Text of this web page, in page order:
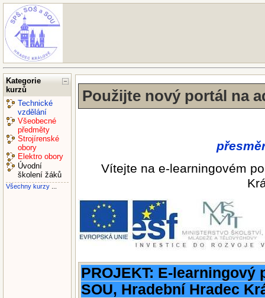
Kategorie
kurzů
Technické
vzdělání
Všeobecné
předměty
Strojírenské
obory
Elektro obory
Úvodní
školení žáků
Všechny kurzy
Použijte nový portál na
Vítejte na e-learningovém
PROJEKT: E-learningový
SOU, Hradební Hradec